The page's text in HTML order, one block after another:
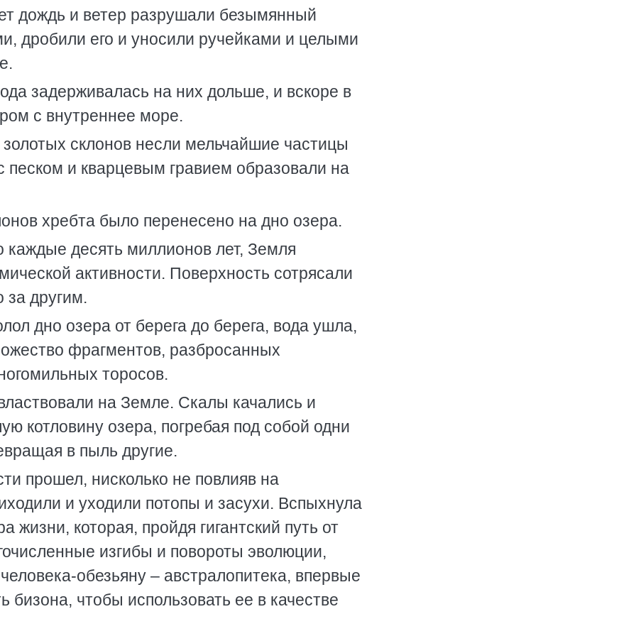
дождь и ветер разрушали безымянный
дробили его и уносили ручейками и целыми
задерживалась на них дольше, и вскоре в
с внутреннее море.
склонов несли мельчайшие частицы
песком и кварцевым гравием образовали на
хребта было перенесено на дно озера.
каждые десять миллионов лет, Земля
активности. Поверхность сотрясали
за другим.
дно озера от берега до берега, вода ушла,
фрагментов, разбросанных
торосов.
на Земле. Скалы качались и
котловину озера, погребая под собой одни
в пыль другие.
прошел, нисколько не повлияв на
и уходили потопы и засухи. Вспыхнула
жизни, которая, пройдя гигантский путь от
изгибы и повороты эволюции,
обезьяну – австралопитека, впервые
бизона, чтобы использовать ее в качестве